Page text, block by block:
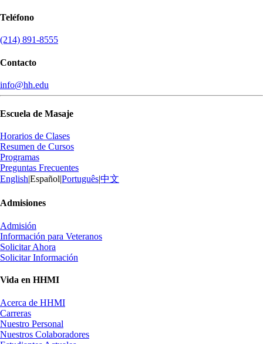
Teléfono
(214) 891-8555
Contacto
info@hh.edu
Escuela de Masaje
Horarios de Clases
Resumen de Cursos
Programas
Preguntas Frecuentes
English|Español|Português|中文
Admisiones
Admisión
Información para Veteranos
Solicitar Ahora
Solicitar Información
Vida en HHMI
Acerca de HHMI
Carreras
Nuestro Personal
Nuestros Colaboradores